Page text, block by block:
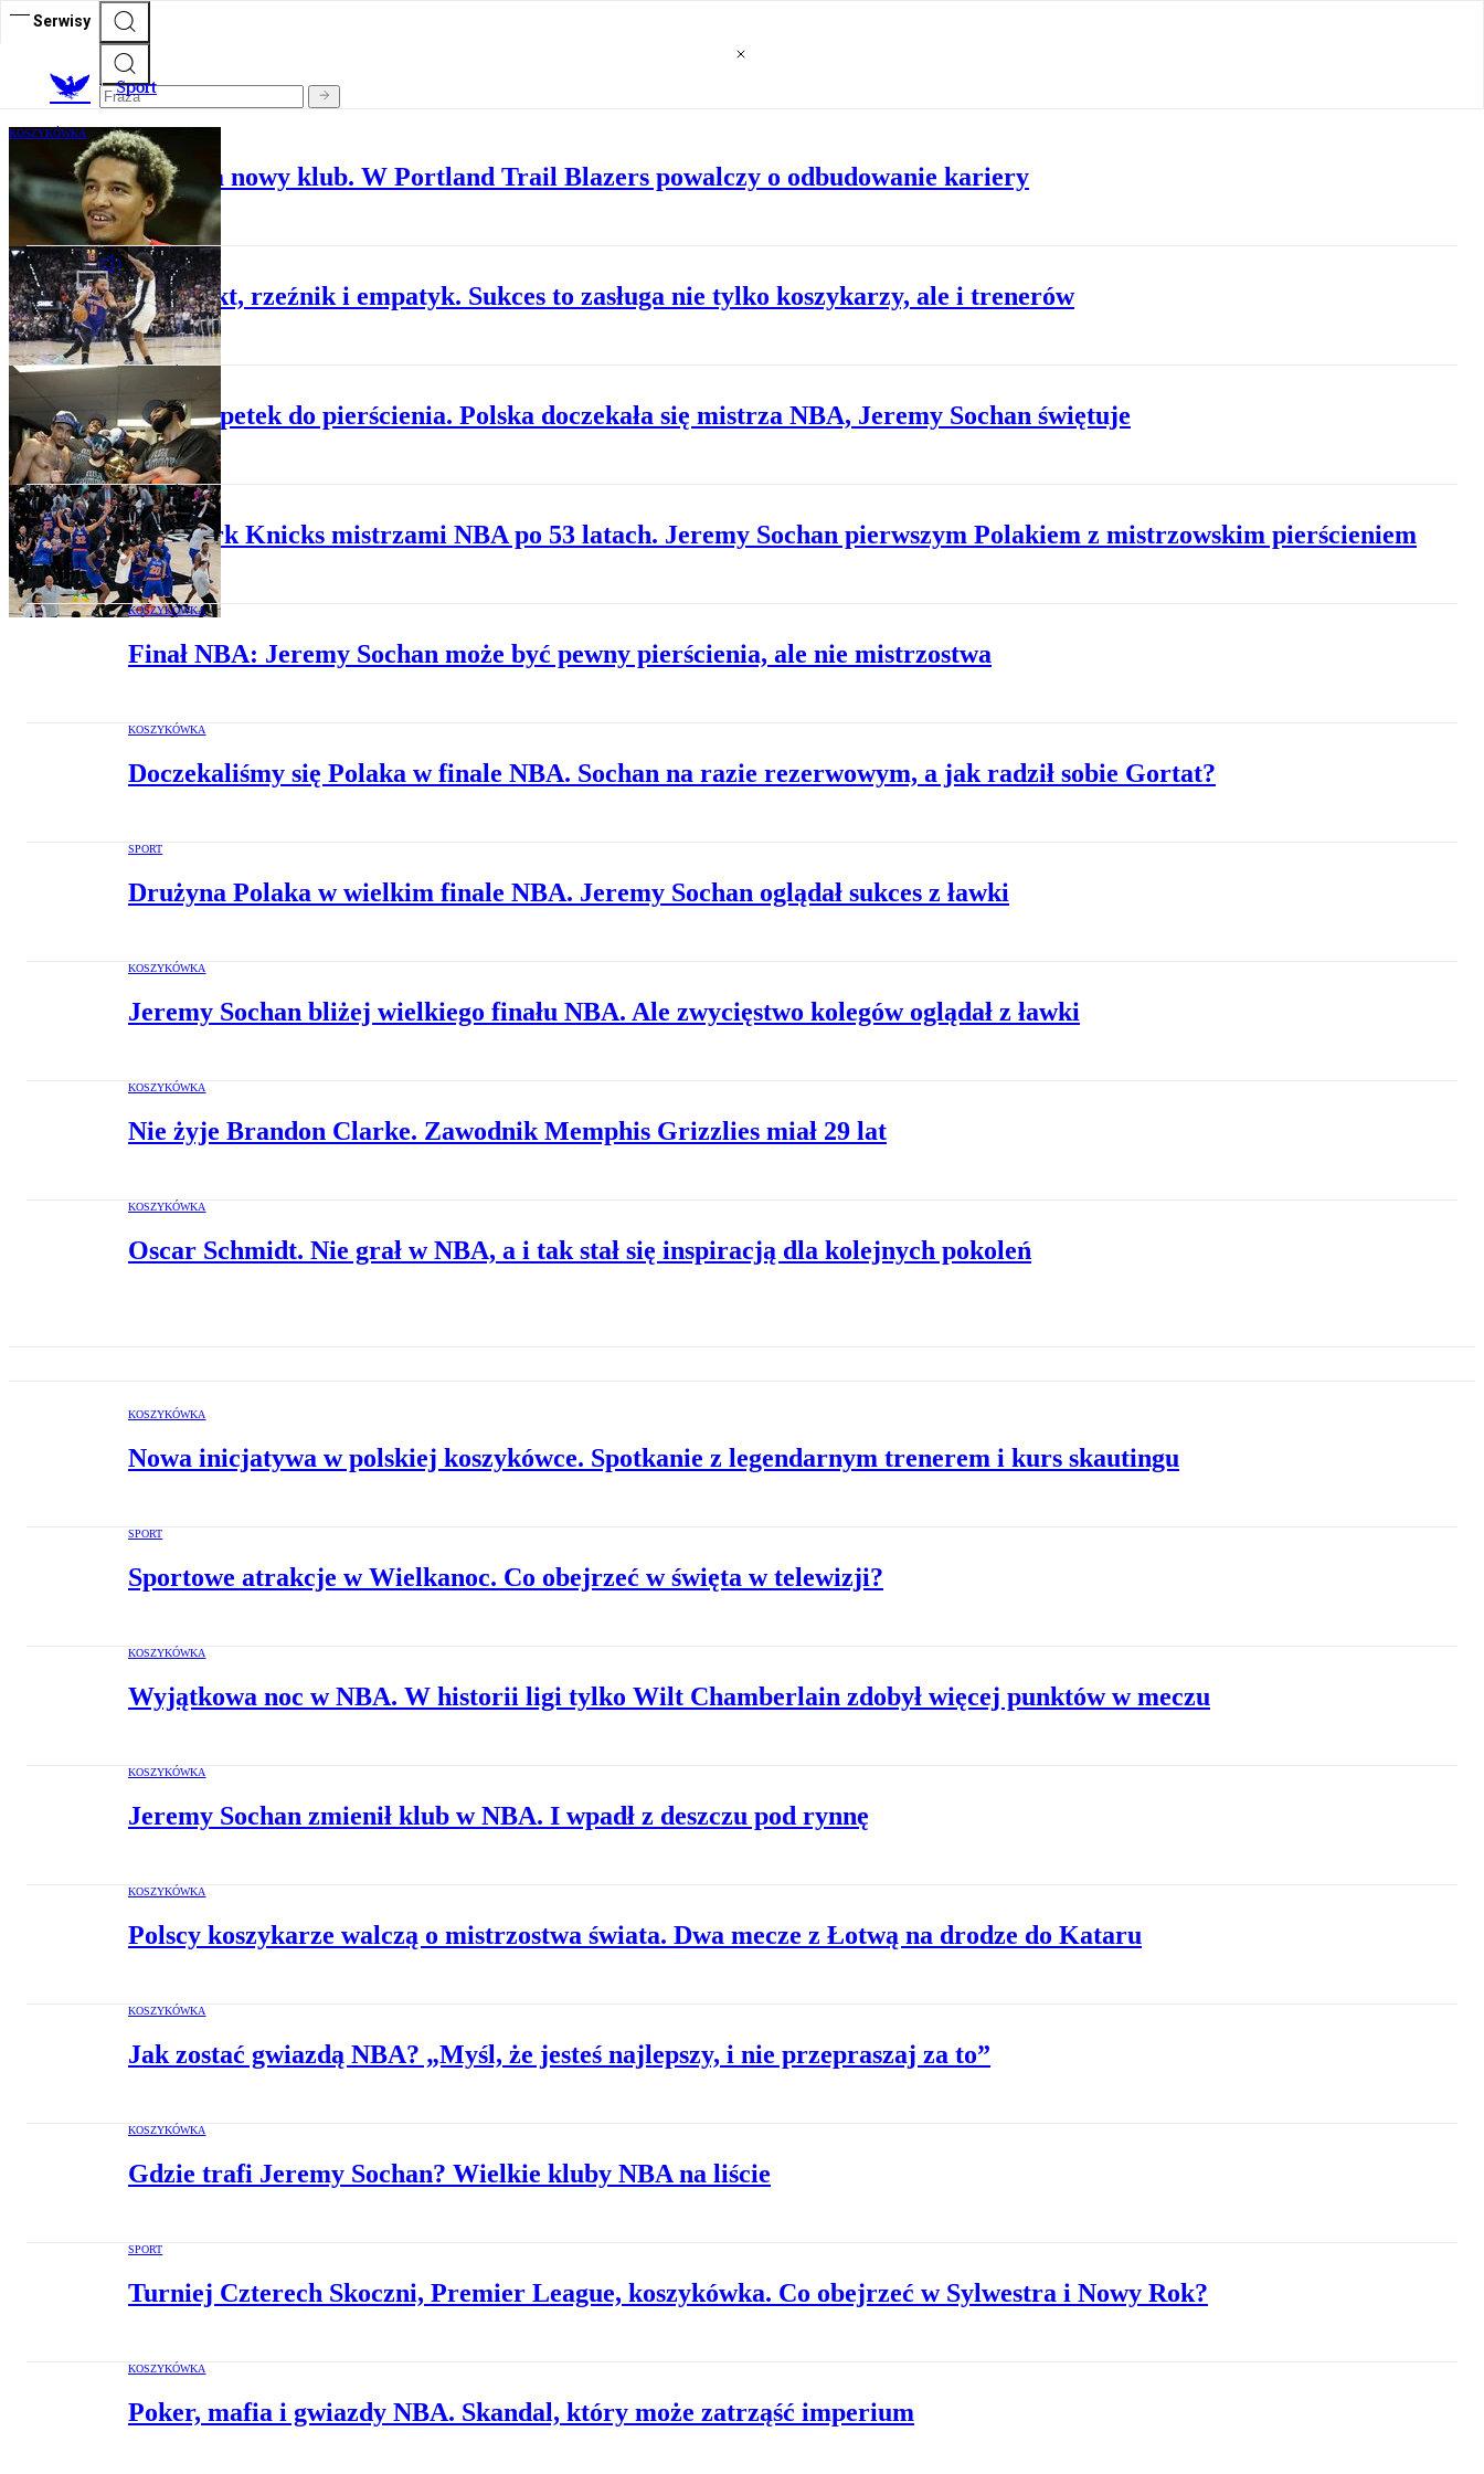
Serwisy
Sport
KOSZYKÓWKA
Jeremy Sochan ma nowy klub. W Portland Trail Blazers powalczy o odbudowanie kariery
PLUS MINUS
Architekt, rzeźnik i empatyk. Sukces to zasługa nie tylko koszykarzy, ale i trenerów
Od skarpetek do pierścienia. Polska doczekała się mistrza NBA, Jeremy Sochan świętuje
KOSZYKÓWKA
New York Knicks mistrzami NBA po 53 latach. Jeremy Sochan pierwszym Polakiem z mistrzowskim pierścieniem
KOSZYKÓWKA
Finał NBA: Jeremy Sochan może być pewny pierścienia, ale nie mistrzostwa
KOSZYKÓWKA
Doczekaliśmy się Polaka w finale NBA. Sochan na razie rezerwowym, a jak radził sobie Gortat?
SPORT
Drużyna Polaka w wielkim finale NBA. Jeremy Sochan oglądał sukces z ławki
KOSZYKÓWKA
Jeremy Sochan bliżej wielkiego finału NBA. Ale zwycięstwo kolegów oglądał z ławki
KOSZYKÓWKA
Nie żyje Brandon Clarke. Zawodnik Memphis Grizzlies miał 29 lat
KOSZYKÓWKA
Oscar Schmidt. Nie grał w NBA, a i tak stał się inspiracją dla kolejnych pokoleń
KOSZYKÓWKA
Nowa inicjatywa w polskiej koszykówce. Spotkanie z legendarnym trenerem i kurs skautingu
SPORT
Sportowe atrakcje w Wielkanoc. Co obejrzeć w święta w telewizji?
KOSZYKÓWKA
Wyjątkowa noc w NBA. W historii ligi tylko Wilt Chamberlain zdobył więcej punktów w meczu
KOSZYKÓWKA
Jeremy Sochan zmienił klub w NBA. I wpadł z deszczu pod rynnę
KOSZYKÓWKA
Polscy koszykarze walczą o mistrzostwa świata. Dwa mecze z Łotwą na drodze do Kataru
KOSZYKÓWKA
Jak zostać gwiazdą NBA? „Myśl, że jesteś najlepszy, i nie przepraszaj za to”
KOSZYKÓWKA
Gdzie trafi Jeremy Sochan? Wielkie kluby NBA na liście
SPORT
Turniej Czterech Skoczni, Premier League, koszykówka. Co obejrzeć w Sylwestra i Nowy Rok?
KOSZYKÓWKA
Poker, mafia i gwiazdy NBA. Skandal, który może zatrząść imperium